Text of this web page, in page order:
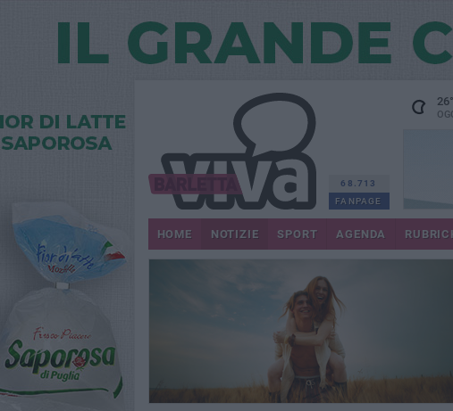
68.713
FANPAGE
26
HOME NOTIZIE SPORT AGENDA